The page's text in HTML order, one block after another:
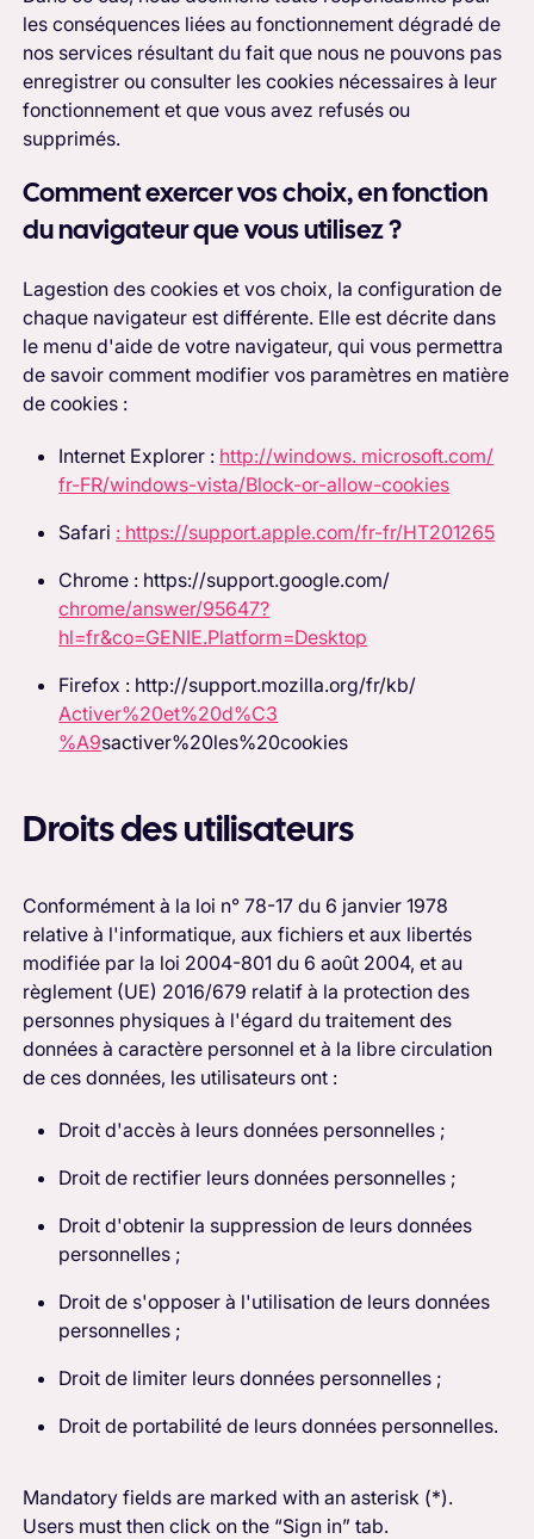
les conséquences liées au fonctionnement dégradé de
nos services résultant du fait que nous ne pouvons pas
enregistrer ou consulter les cookies nécessaires à leur
fonctionnement et que vous avez refusés ou
supprimés.
Comment exercer vos choix, en fonction
du navigateur que vous utilisez ?
‍Lagestion des cookies et vos choix, la configuration de
chaque navigateur est différente. Elle est décrite dans
le menu d'aide de votre navigateur, qui vous permettra
de savoir comment modifier vos paramètres en matière
de cookies :
Internet Explorer : http://windows. microsoft.com/
fr-FR/windows-vista/Block-or-allow-cookies
Safari : https://support.apple.com/fr-fr/HT201265
Chrome : https://support.google.com/
chrome/answer/95647?
hl=fr&co=GENIE.Platform=Desktop
Firefox : http://support.mozilla.org/fr/kb/
Activer%20et%20d%C3
%A9sactiver%20les%20cookies‍‍
Droits des utilisateurs
Conformément à la loi n° 78-17 du 6 janvier 1978
relative à l'informatique, aux fichiers et aux libertés
modifiée par la loi 2004-801 du 6 août 2004, et au
règlement (UE) 2016/679 relatif à la protection des
personnes physiques à l'égard du traitement des
données à caractère personnel et à la libre circulation
de ces données, les utilisateurs ont :
Droit d'accès à leurs données personnelles ;
Droit de rectifier leurs données personnelles ;
Droit d'obtenir la suppression de leurs données
personnelles ;
Droit de s'opposer à l'utilisation de leurs données
personnelles ;
Droit de limiter leurs données personnelles ;
Droit de portabilité de leurs données personnelles.
Mandatory fields are marked with an asterisk (*).
Users must then click on the “Sign in” tab.